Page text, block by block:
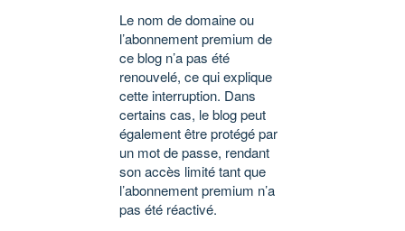
Le nom de domaine ou
l’abonnement premium de
ce blog n’a pas été
renouvelé, ce qui explique
cette interruption. Dans
certains cas, le blog peut
également être protégé par
un mot de passe, rendant
son accès limité tant que
l’abonnement premium n’a
pas été réactivé.